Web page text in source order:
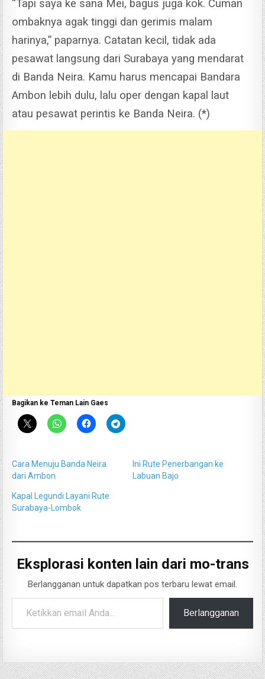
“Tapi saya ke sana Mei, bagus juga kok. Cuman
ombaknya agak tinggi dan gerimis malam
harinya,” paparnya. Catatan kecil, tidak ada
pesawat langsung dari Surabaya yang mendarat
di Banda Neira. Kamu harus mencapai Bandara
Ambon lebih dulu, lalu oper dengan kapal laut
atau pesawat perintis ke Banda Neira. (*)
Bagikan ke Teman Lain Gaes
Cara Menuju Banda Neira
dari Ambon
Ini Rute Penerbangan ke
Labuan Bajo
Kapal Legundi Layani Rute
Surabaya-Lombok
Eksplorasi konten lain dari mo-trans
Berlangganan untuk dapatkan pos terbaru lewat email.
Ketikkan email Anda...
Berlangganan